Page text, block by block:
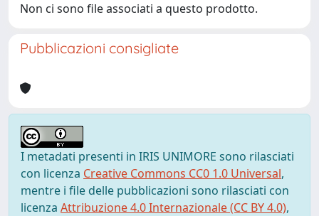
Non ci sono file associati a questo prodotto.
Pubblicazioni consigliate
I metadati presenti in IRIS UNIMORE sono rilasciati
con licenza Creative Commons CC0 1.0 Universal,
mentre i file delle pubblicazioni sono rilasciati con
licenza Attribuzione 4.0 Internazionale (CC BY 4.0),